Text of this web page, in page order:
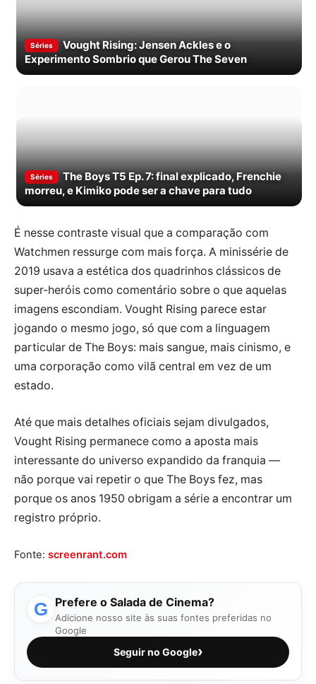
Séries
Vought Rising: Jensen Ackles e o
Experimento Sombrio que Gerou The Seven
Séries
The Boys T5 Ep. 7: final explicado, Frenchie
morreu, e Kimiko pode ser a chave para tudo
É nesse contraste visual que a comparação com
Watchmen ressurge com mais força. A minissérie de
2019 usava a estética dos quadrinhos clássicos de
super-heróis como comentário sobre o que aquelas
imagens escondiam. Vought Rising parece estar
jogando o mesmo jogo, só que com a linguagem
particular de The Boys: mais sangue, mais cinismo, e
uma corporação como vilã central em vez de um
estado.
Até que mais detalhes oficiais sejam divulgados,
Vought Rising permanece como a aposta mais
interessante do universo expandido da franquia —
não porque vai repetir o que The Boys fez, mas
porque os anos 1950 obrigam a série a encontrar um
registro próprio.
Fonte: screenrant.com
G Prefere o Salada de Cinema?
Adicione nosso site às suas fontes preferidas no
Google
Seguir no Google›